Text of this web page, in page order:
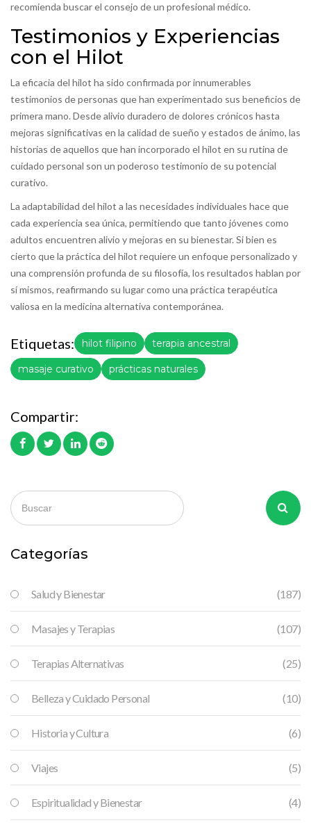
recomienda buscar el consejo de un profesional médico.
Testimonios y Experiencias
con el Hilot
La eficacia del hilot ha sido confirmada por innumerables
testimonios de personas que han experimentado sus beneficios de
primera mano. Desde alivio duradero de dolores crónicos hasta
mejoras significativas en la calidad de sueño y estados de ánimo, las
historias de aquellos que han incorporado el hilot en su rutina de
cuidado personal son un poderoso testimonio de su potencial
curativo.
La adaptabilidad del hilot a las necesidades individuales hace que
cada experiencia sea única, permitiendo que tanto jóvenes como
adultos encuentren alivio y mejoras en su bienestar. Si bien es
cierto que la práctica del hilot requiere un enfoque personalizado y
una comprensión profunda de su filosofía, los resultados hablan por
sí mismos, reafirmando su lugar como una práctica terapéutica
valiosa en la medicina alternativa contemporánea.
Etiquetas: hilot filipino terapia ancestral
masaje curativo prácticas naturales
Compartir:
Categorías
Salud y Bienestar (187)
Masajes y Terapias (107)
Terapias Alternativas (25)
Belleza y Cuidado Personal (10)
Historia y Cultura (6)
Viajes (5)
Espiritualidad y Bienestar (4)